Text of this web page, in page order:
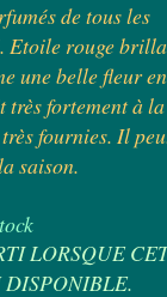
de tous les
Etoile rouge
une belle fleur en
très fortement à la
fournies. Il
saison.